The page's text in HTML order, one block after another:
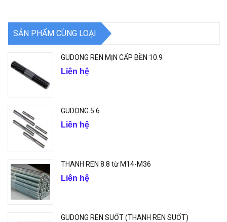
SẢN PHẨM CÙNG LOẠI
GUDONG REN MỊN CẤP BỀN 10.9
Liên hệ
GUDONG 5.6
Liên hệ
THANH REN 8.8 từ M14-M36
Liên hệ
GUDONG REN SUỐT (THANH REN SUỐT)